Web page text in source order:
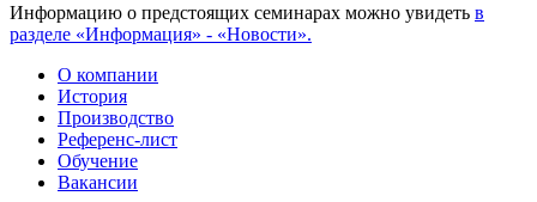
Информацию о предстоящих семинарах можно увидеть в
разделе «Информация» - «Новости».
О компании
История
Производство
Референс-лист
Обучение
Вакансии